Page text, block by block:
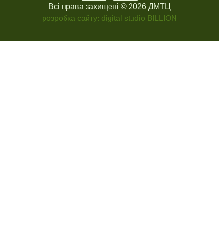
Всі права захищені © 2026 ДМТЦ
розробка сайту: digital studio BILLION